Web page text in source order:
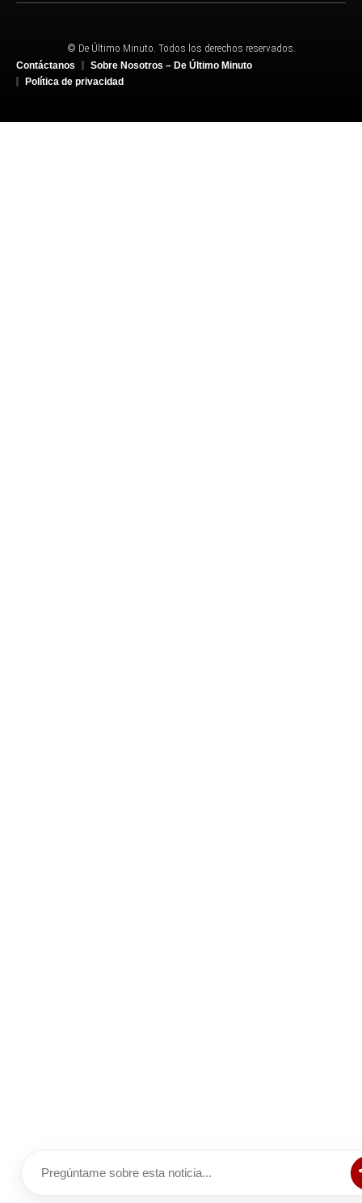
© De Último Minuto. Todos los derechos reservados.
Contáctanos
Sobre Nosotros – De Último Minuto
Política de privacidad